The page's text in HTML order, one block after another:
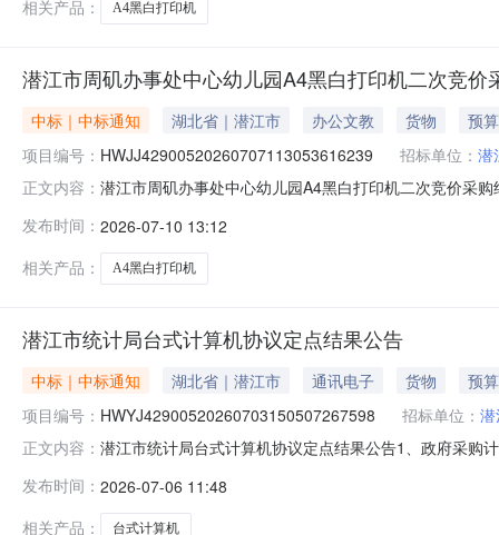
相关产品：
A4黑白打印机
潜江市周矶办事处中心幼儿园A4黑白打印机二次竞价
中标｜中标通知 湖北省｜潜江市 办公文教 货物
预
项目编号： HWJJ42900520260707113053616239 招标单位： 潜
正文内容： 潜江市周矶办事处中心幼儿园A4黑白打印机二次竞价采
限公司9、成交日期：2026-07-1012:38:0510、执行方
发布时间： 2026-07-10 13:12
相关产品：
A4黑白打印机
潜江市统计局台式计算机协议定点结果公告
中标｜中标通知 湖北省｜潜江市 通讯电子 货物
预
项目编号： HWYJ42900520260703150507267598 招标单位：
正文内容： 潜江市统计局台式计算机协议定点结果公告1、政府采
0611:13:3010、执行方式：议价11、成交内容：序号商
发布时间： 2026-07-06 11:48
相关产品：
台式计算机